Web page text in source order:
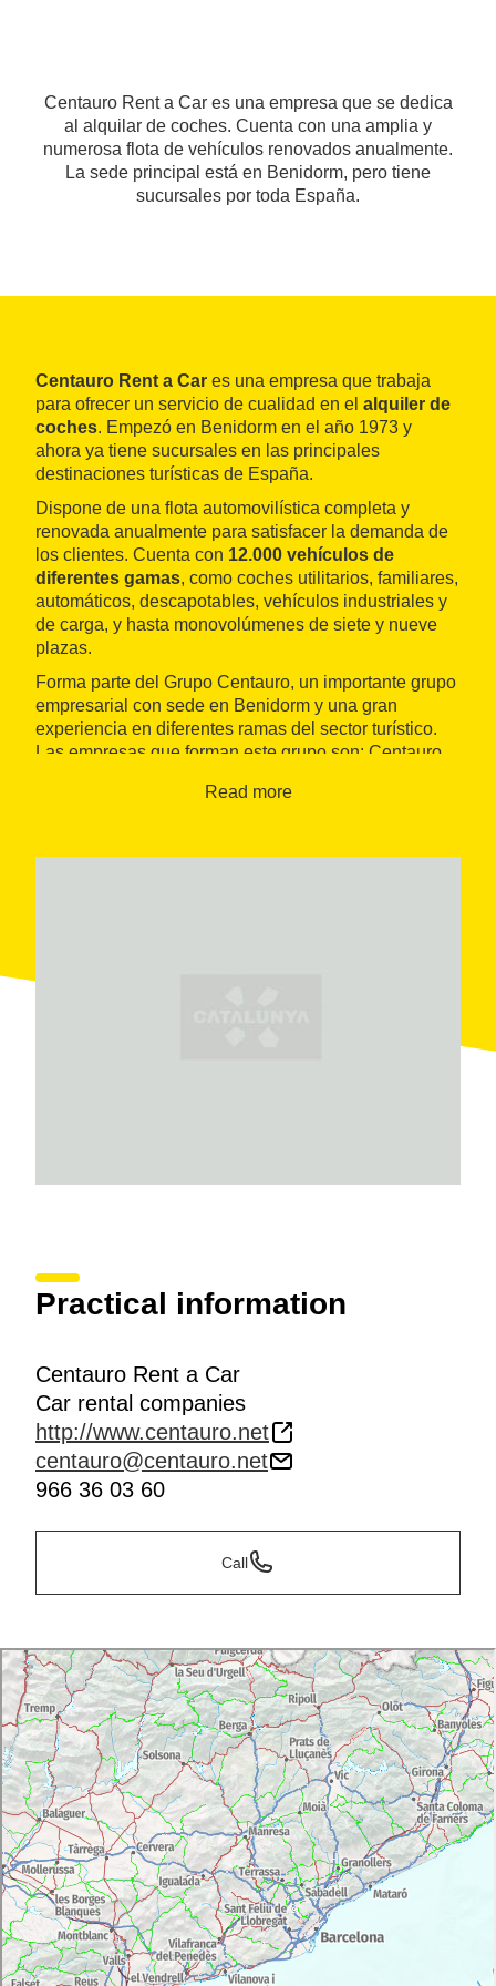
Centauro Rent a Car es una empresa que se dedica
al alquilar de coches. Cuenta con una amplia y
numerosa flota de vehículos renovados anualmente.
La sede principal está en Benidorm, pero tiene
sucursales por toda España.
Centauro Rent a Car es una empresa que trabaja
para ofrecer un servicio de cualidad en el alquiler de
coches. Empezó en Benidorm en el año 1973 y
ahora ya tiene sucursales en las principales
destinaciones turísticas de España.
Dispone de una flota automovilística completa y
renovada anualmente para satisfacer la demanda de
los clientes. Cuenta con 12.000 vehículos de
diferentes gamas, como coches utilitarios, familiares,
automáticos, descapotables, vehículos industriales y
de carga, y hasta monovolúmenes de siete y nueve
plazas.
Forma parte del Grupo Centauro, un importante grupo
empresarial con sede en Benidorm y una gran
experiencia en diferentes ramas del sector turístico.
Las empresas que forman este grupo son: Centauro
Levante y Luxor Spa & Fitness Center.
Read more
Practical information
Centauro Rent a Car
Car rental companies
http://www.centauro.net
centauro@centauro.net
966 36 03 60
Call